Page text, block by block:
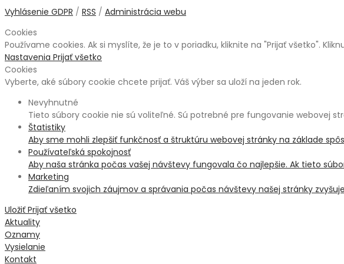
Vyhlásenie GDPR / RSS / Administrácia webu
Cookies
Používame cookies. Ak si myslíte, že je to v poriadku, kliknite na "Prijať všetko".
Nastavenia Prijať všetko
Cookies
Vyberte, aké súbory cookie chcete prijať. Váš výber sa uloží na jeden rok.
Nevyhnutné
Tieto súbory cookie nie sú voliteľné. Sú potrebné pre fungovanie webovej
Štatistiky
Aby sme mohli zlepšiť funkčnosť a štruktúru webovej stránky na základe
Používateľská spokojnosť
Aby naša stránka počas vašej návštevy fungovala čo najlepšie. Ak tieto
Marketing
Zdieľaním svojich záujmov a správania počas návštevy našej stránky
Uložiť Prijať všetko
Aktuality
Oznamy
Vysielanie
Kontakt